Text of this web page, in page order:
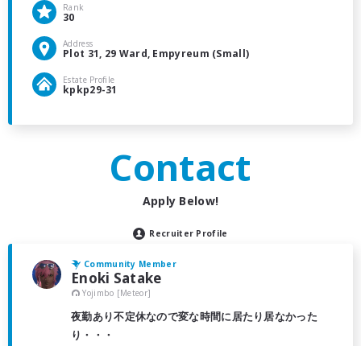
Rank
30
Address
Plot 31, 29 Ward, Empyreum (Small)
Estate Profile
kpkp29-31
Contact
Apply Below!
Recruiter Profile
Community Member
Enoki Satake
Yojimbo [Meteor]
夜勤あり不定休なので変な時間に居たり居なかった
り・・・